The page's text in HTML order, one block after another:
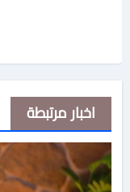
اخبار مرتبطة